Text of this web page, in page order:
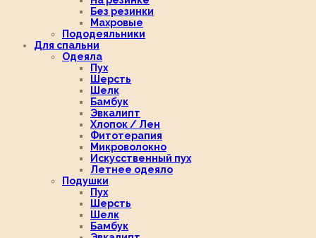
Без резинки
Махровые
Пододеяльники
Для спальни
Одеяла
Пух
Шерсть
Шелк
Бамбук
Эвкалипт
Хлопок / Лен
Фитотерапия
Микроволокно
Искусственный пух
Летнее одеяло
Подушки
Пух
Шерсть
Шелк
Бамбук